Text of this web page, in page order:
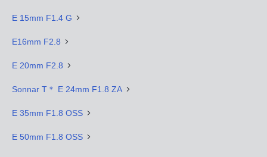
E 15mm F1.4 G
E16mm F2.8
E 20mm F2.8
Sonnar T＊ E 24mm F1.8 ZA
E 35mm F1.8 OSS
E 50mm F1.8 OSS